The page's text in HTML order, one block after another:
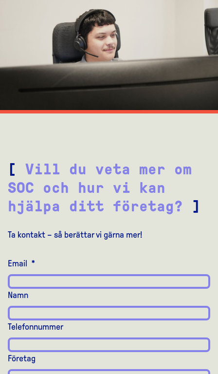
[ Vill du veta mer om
SOC och hur vi kan
hjälpa ditt företag? ]
Ta kontakt – så berättar vi gärna mer!
Email *
Namn
Telefonnummer
Företag